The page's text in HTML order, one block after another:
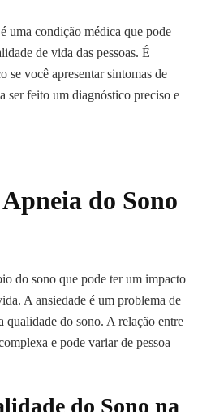
uma condição médica que pode
de vida das pessoas. É
se você apresentar sintomas de
ser feito um diagnóstico preciso e
do Sono
do sono que pode ter um impacto
A ansiedade é um problema de
qualidade do sono. A relação entre
e pode variar de pessoa
do Sono na